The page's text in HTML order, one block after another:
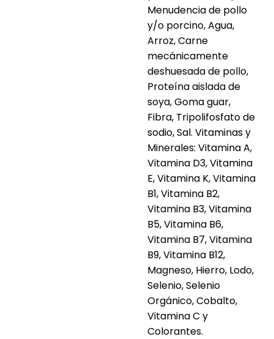
Menudencia de pollo
y/o porcino, Agua,
Arroz, Carne
mecánicamente
deshuesada de pollo,
Proteína aislada de
soya, Goma guar,
Fibra, Tripolifosfato de
sodio, Sal. Vitaminas y
Minerales: Vitamina A,
Vitamina D3, Vitamina
E, Vitamina K, Vitamina
B1, Vitamina B2,
Vitamina B3, Vitamina
B5, Vitamina B6,
Vitamina B7, Vitamina
B9, Vitamina B12,
Magneso, Hierro, Lodo,
Selenio, Selenio
Orgánico, Cobalto,
Vitamina C y
Colorantes.